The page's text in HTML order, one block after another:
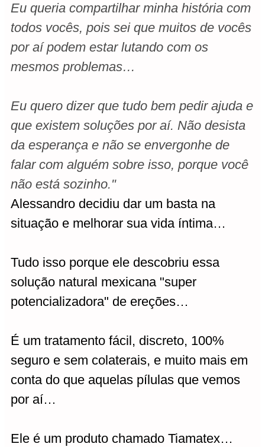
Eu queria compartilhar minha história com
todos vocês, pois sei que muitos de vocês
por aí podem estar lutando com os
mesmos problemas…
Eu quero dizer que tudo bem pedir ajuda e
que existem soluções por aí. Não desista
da esperança e não se envergonhe de
falar com alguém sobre isso, porque você
não está sozinho."
Alessandro decidiu dar um basta na
situação e melhorar sua vida íntima…
Tudo isso porque ele descobriu essa
solução natural mexicana "super
potencializadora" de ereções…
É um tratamento fácil, discreto, 100%
seguro e sem colaterais, e muito mais em
conta do que aquelas pílulas que vemos
por aí…
Ele é um produto chamado Tiamatex…